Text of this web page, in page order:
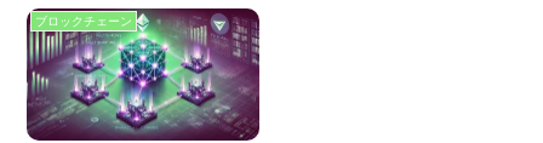
コシステム解説
ブロックチェーン